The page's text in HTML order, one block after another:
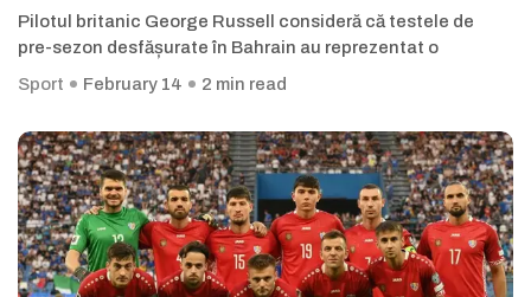
Pilotul britanic George Russell consideră că testele de
pre-sezon desfășurate în Bahrain au reprezentat o
Sport
February 14 2 min read